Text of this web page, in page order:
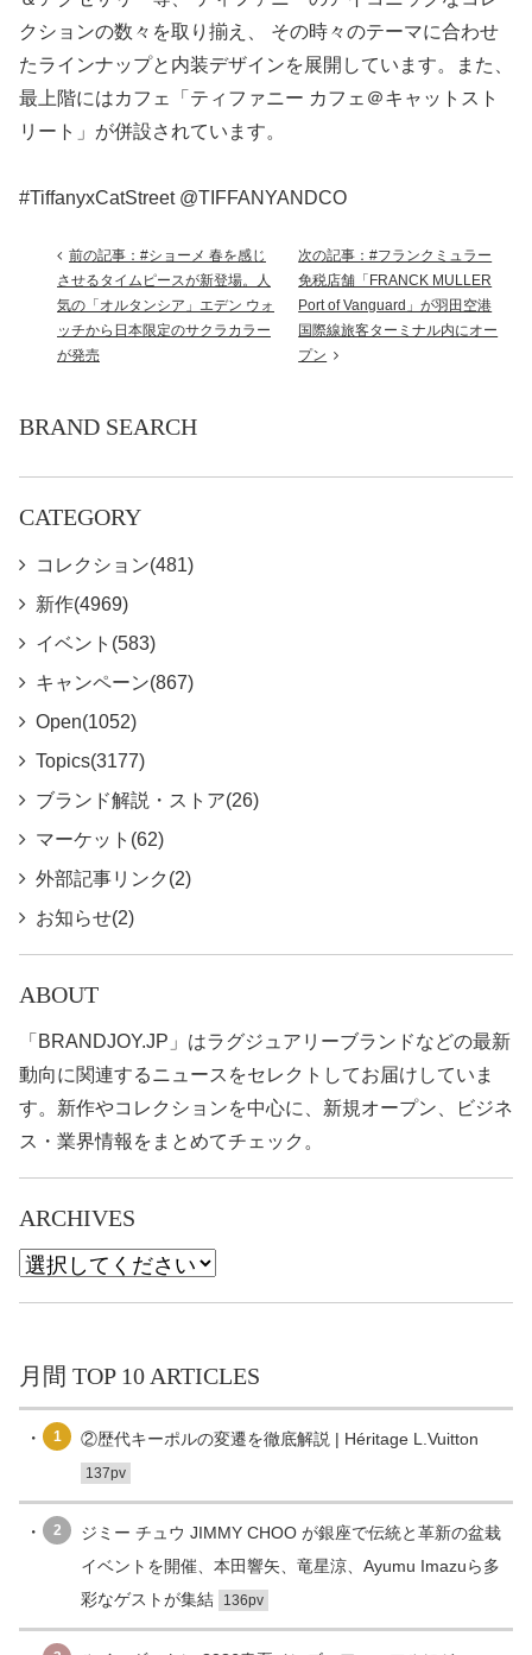
クションの数々を取り揃え、 その時々のテーマに合わせ
たラインナップと内装デザインを展開しています。また、
最上階にはカフェ「ティファニー カフェ＠キャットスト
リート」が併設されています。
#TiffanyxCatStreet @TIFFANYANDCO
前の記事：#ショーメ 春を感じ
させるタイムピースが新登場。人
気の「オルタンシア」エデン ウォ
ッチから日本限定のサクラカラー
が発売
次の記事：#フランクミュラー
免税店舗「FRANCK MULLER
Port of Vanguard」が羽田空港
国際線旅客ターミナル内にオー
プン
BRAND SEARCH
CATEGORY
コレクション(481)
新作(4969)
イベント(583)
キャンペーン(867)
Open(1052)
Topics(3177)
ブランド解説・ストア(26)
マーケット(62)
外部記事リンク(2)
お知らせ(2)
ABOUT
「BRANDJOY.JP」はラグジュアリーブランドなどの最新
動向に関連するニュースをセレクトしてお届けしていま
す。新作やコレクションを中心に、新規オープン、ビジネ
ス・業界情報をまとめてチェック。
ARCHIVES
月間 TOP 10 ARTICLES
1 ②歴代キーポルの変遷を徹底解説 | Héritage L.Vuitton
137pv
2
ジミー チュウ JIMMY CHOO が銀座で伝統と革新の盆栽
イベントを開催、本田響矢、竜星涼、Ayumu Imazuら多
彩なゲストが集結
136pv